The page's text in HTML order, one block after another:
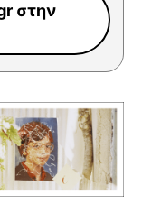
στην